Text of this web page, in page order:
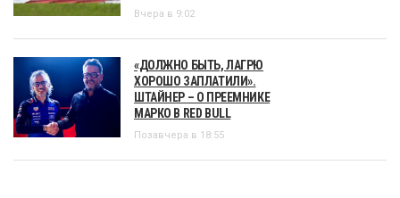
Вчера в 9:02
«ДОЛЖНО БЫТЬ, ЛАГРЮ
ХОРОШО ЗАПЛАТИЛИ».
ШТАЙНЕР – О ПРЕЕМНИКЕ
МАРКО В RED BULL
Позавчера в 18:55